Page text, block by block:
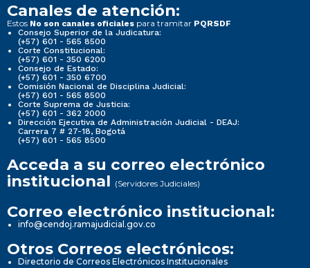
Canales de atención:
Estos No son canales oficiales para tramitar PQRSDF
Consejo Superior de la Judicatura:
(+57) 601 - 565 8500
Corte Constitucional:
(+57) 601 - 350 6200
Consejo de Estado:
(+57) 601 - 350 6700
Comisión Nacional de Disciplina Judicial:
(+57) 601 - 565 8500
Corte Suprema de Justicia:
(+57) 601 - 362 2000
Dirección Ejecutiva de Administración Judicial - DEAJ:
Carrera 7 # 27-18, Bogotá
(+57) 601 - 565 8500
Acceda a su correo electrónico
institucional (Servidores Judiciales)
Correo electrónico institucional:
info@cendoj.ramajudicial.gov.co
Otros Correos electrónicos:
Directorio de Correos Electrónicos Institucionales